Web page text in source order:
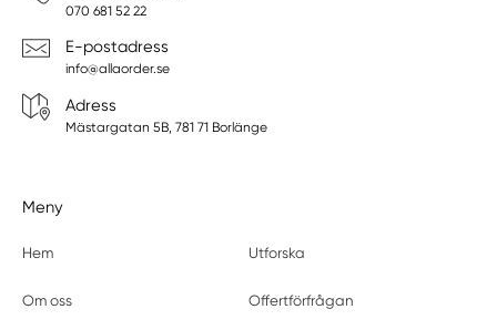
070 681 52 22
E-postadress
info@allaorder.se
Adress
Mästargatan 5B, 781 71 Borlänge
Meny
Hem Utforska
Om oss Offertförfrågan